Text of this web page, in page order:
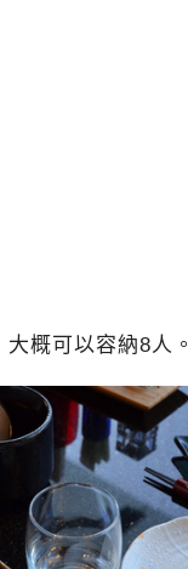
概可以容納8人。